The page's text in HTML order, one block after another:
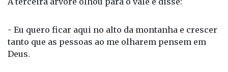
- Eu quero ficar aqui no alto da montanha e crescer
tanto que as pessoas ao me olharem pensem em
Deus.